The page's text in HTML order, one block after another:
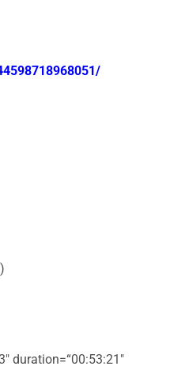
duration=“00:53:21″